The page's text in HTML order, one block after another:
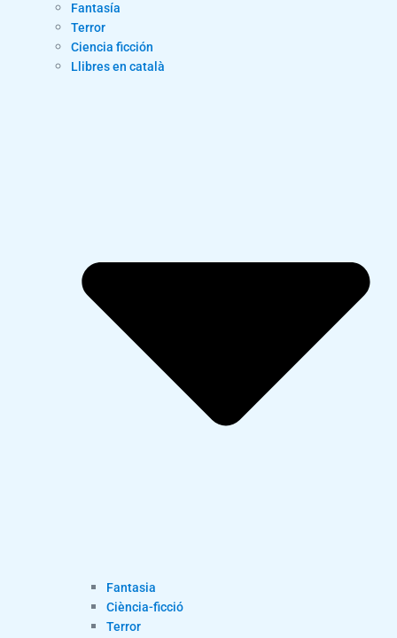
Fantasía
Terror
Ciencia ficción
Llibres en català
Fantasia
Ciència-ficció
Terror